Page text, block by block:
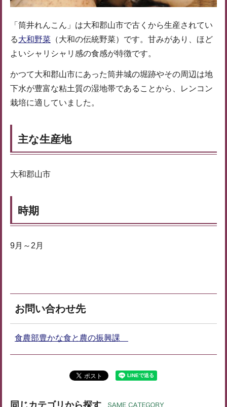
「筒井れんこん」は大和郡山市で古くから生産されてい
る大和野菜 （大和の伝統野菜）です。甘みがあり、ほど
よいシャリシャリ感の食感が特徴です。
かつて大和郡山市にあった筒井城の堀跡やその周辺は地
下水が豊富な粘土質の湿地帯であることから、レンコン
栽培に適していました。
主な生産地
大和郡山市
時期
9月～2月
お問い合わせ先
食農部豊かな食と農の振興課
同じカテゴリから探す